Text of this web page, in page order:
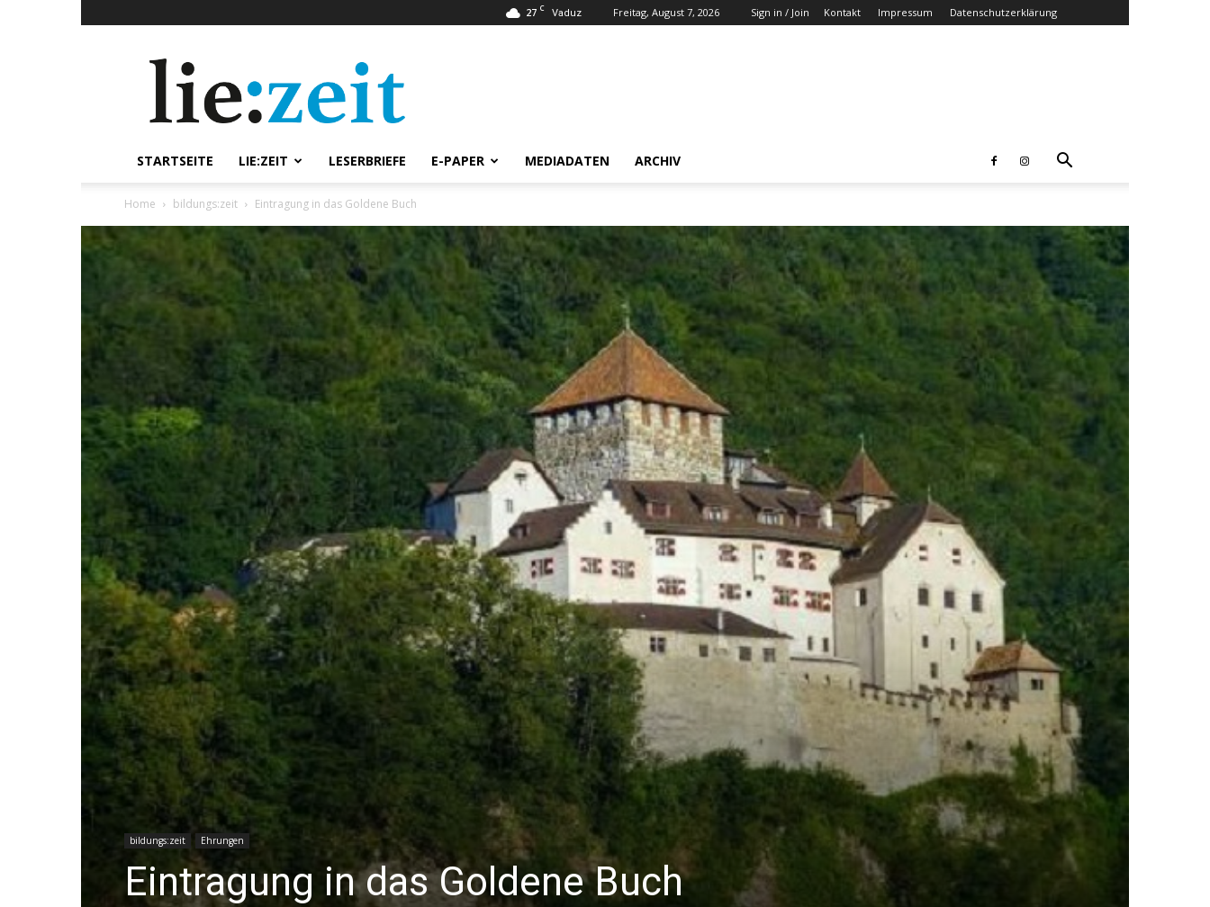
27 C Vaduz Freitag, August 7, 2026 Sign in / Join Kontakt Impressum Datenschutzerklärung
STARTSEITE LIE:ZEIT LESERBRIEFE E-PAPER MEDIADATEN ARCHIV
Home bildungs:zeit Eintragung in das Goldene Buch
bildungs:zeit Ehrungen
Eintragung in das Goldene Buch